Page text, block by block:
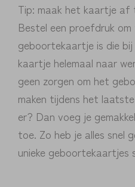
Tip: maak het kaartje af
Bestel een proefdruk
geboortekaartje is die
kaartje helemaal naar
geen zorgen om het
maken tijdens het
er? Dan voeg je
toe. Zo heb je alles snel
unieke geboortekaartjes